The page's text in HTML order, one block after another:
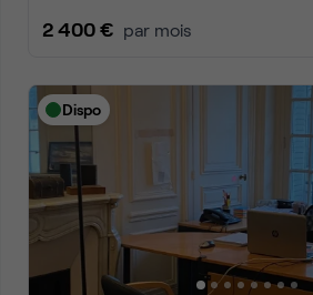
2 400 € par mois
Dispo